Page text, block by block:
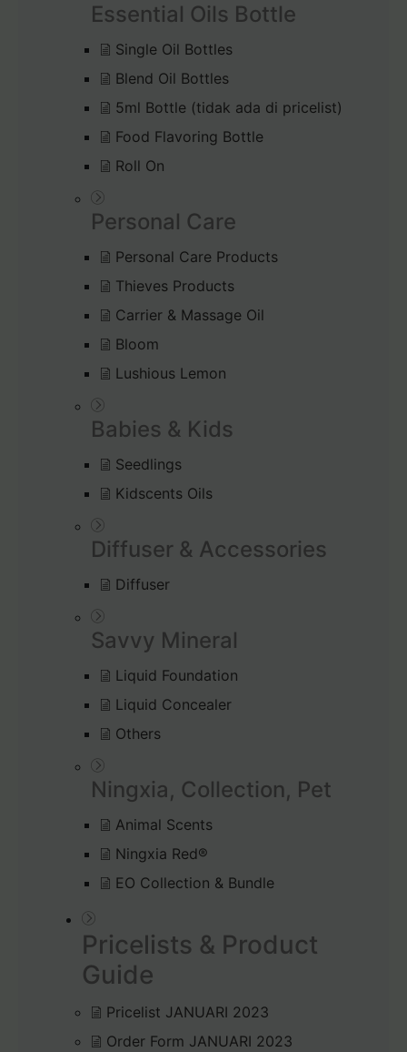
Essential Oils Bottle
Single Oil Bottles
Blend Oil Bottles
5ml Bottle (tidak ada di pricelist)
Food Flavoring Bottle
Roll On
Personal Care
Personal Care Products
Thieves Products
Carrier & Massage Oil
Bloom
Lushious Lemon
Babies & Kids
Seedlings
Kidscents Oils
Diffuser & Accessories
Diffuser
Savvy Mineral
Liquid Foundation
Liquid Concealer
Others
Ningxia, Collection, Pet
Animal Scents
Ningxia Red®
EO Collection & Bundle
Pricelists & Product
Guide
Pricelist JANUARI 2023
Order Form JANUARI 2023